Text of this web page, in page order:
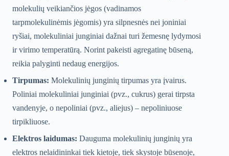
molekulių veikiančios jėgos (vadinamos
tarpmolekulinėmis jėgomis) yra silpnesnės nei joniniai
ryšiai, molekuliniai junginiai dažnai turi žemesnę lydymosi
ir virimo temperatūrą. Norint pakeisti agregatinę būseną,
reikia palyginti nedaug energijos.
Tirpumas: Molekulinių junginių tirpumas yra įvairus.
Poliniai molekuliniai junginiai (pvz., cukrus) gerai tirpsta
vandenyje, o nepoliniai (pvz., aliejus) – nepoliniuose
tirpikliuose.
Elektros laidumas: Dauguma molekulinių junginių yra
elektros nelaidininkai tiek kietoje, tiek skystoje būsenoje,